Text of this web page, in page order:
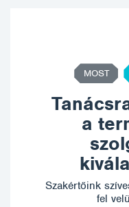
MOST
a
Szakértőink
fel